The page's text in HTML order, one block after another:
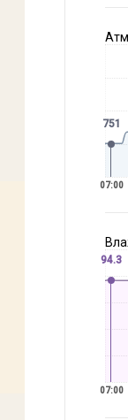
751
07:00
94.3
07:00